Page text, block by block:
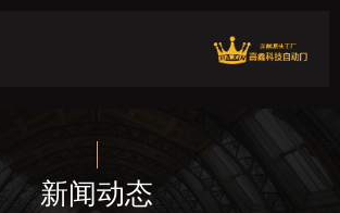
新闻动态